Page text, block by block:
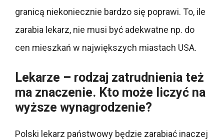
granicą niekoniecznie bardzo się poprawi. To, ile
zarabia lekarz, nie musi być adekwatne np. do
cen mieszkań w największych miastach USA.
Lekarze – rodzaj zatrudnienia też
ma znaczenie. Kto może liczyć na
wyższe wynagrodzenie?
Polski lekarz państwowy będzie zarabiać inaczej